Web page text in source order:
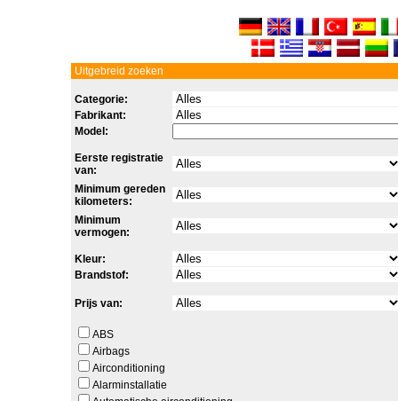
Uitgebreid zoeken
Categorie:
Fabrikant:
Model:
Eerste registratie
van:
Minimum gereden
kilometers:
Minimum
vermogen:
Kleur:
Brandstof:
Prijs van:
ABS
Airbags
Airconditioning
Alarminstallatie